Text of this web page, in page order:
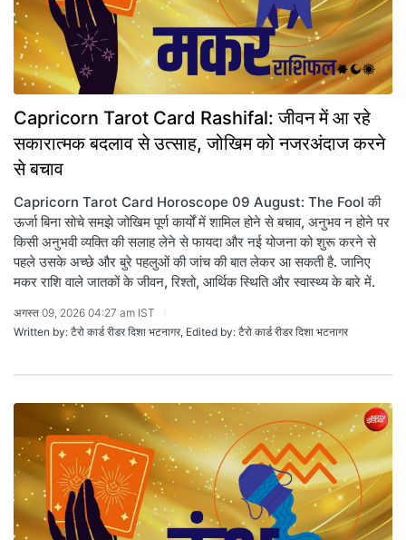
Capricorn Tarot Card Rashifal: जीवन में आ रहे
सकारात्मक बदलाव से उत्साह, जोखिम को नजरअंदाज करने
से बचाव
Capricorn Tarot Card Horoscope 09 August: The Fool की
ऊर्जा बिना सोचे समझे जोखिम पूर्ण कार्यों में शामिल होने से बचाव, अनुभव न होने पर
किसी अनुभवी व्यक्ति की सलाह लेने से फायदा और नई योजना को शुरू करने से
पहले उसके अच्छे और बुरे पहलुओं की जांच की बात लेकर आ सकती है. जानिए
मकर राशि वाले जातकों के जीवन, रिश्तो, आर्थिक स्थिति और स्वास्थ्य के बारे में.
अगस्त 09, 2026 04:27 am IST
Written by: टैरो कार्ड रीडर दिशा भटनागर, Edited by: टैरो कार्ड रीडर दिशा भटनागर